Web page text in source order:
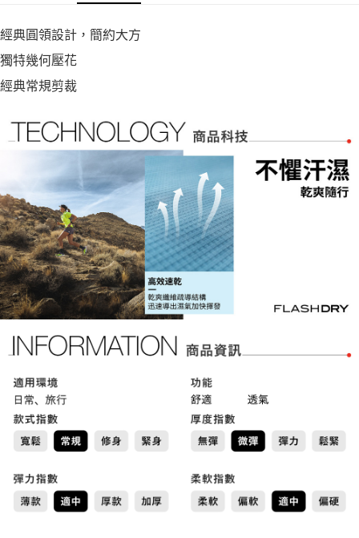
經典圓領設計，簡約大方
獨特幾何壓花
經典常規剪裁